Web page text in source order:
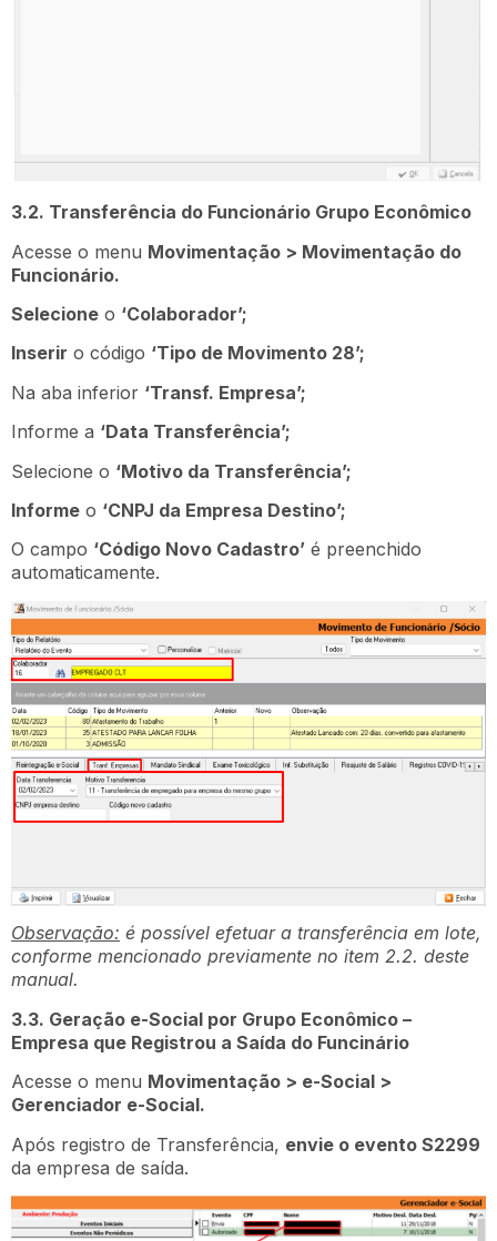
3.2. Transferência do Funcionário Grupo Econômico
Acesse o menu Movimentação > Movimentação do
Funcionário.
Selecione o ‘Colaborador’;
Inserir o código ‘Tipo de Movimento 28’;
Na aba inferior ‘Transf. Empresa’;
Informe a ‘Data Transferência’;
Selecione o ‘Motivo da Transferência’;
Informe o ‘CNPJ da Empresa Destino’;
O campo ‘Código Novo Cadastro’ é preenchido
automaticamente.
Observação: é possível efetuar a transferência em lote,
conforme mencionado previamente no item 2.2. deste
manual.
3.3. Geração e-Social por Grupo Econômico –
Empresa que Registrou a Saída do Funcinário
Acesse o menu Movimentação > e-Social >
Gerenciador e-Social.
Após registro de Transferência, envie o evento S2299
da empresa de saída.